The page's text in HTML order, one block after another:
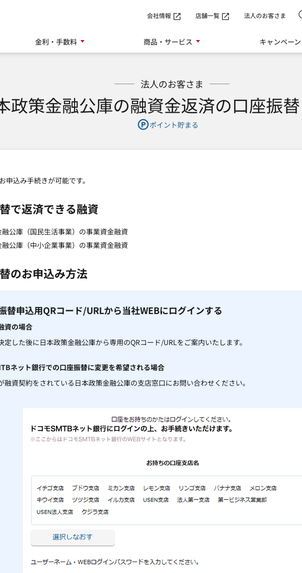
金利・手数料 商品・サービス キャンペーン
会社情報 店舗一覧 法人のお客さま
法人のお客さま
政策金融公庫の融資金返済の口座振
ポイント貯まる
申込み手続きが可能です。
で返済できる融資
公庫（国民生活事業）の事業資金融資
公庫（中小企業事業）の事業資金融資
のお申込み方法
替申込用QRコード/URLから当社WEBにログインする
資の場合
定した後に日本政策金融公庫から専用のQRコード/URLをご案内いたします。
ネット銀行での口座振替に変更を希望される場合
融資契約をされている日本政策金融公庫の支店窓口にお問い合わせください。